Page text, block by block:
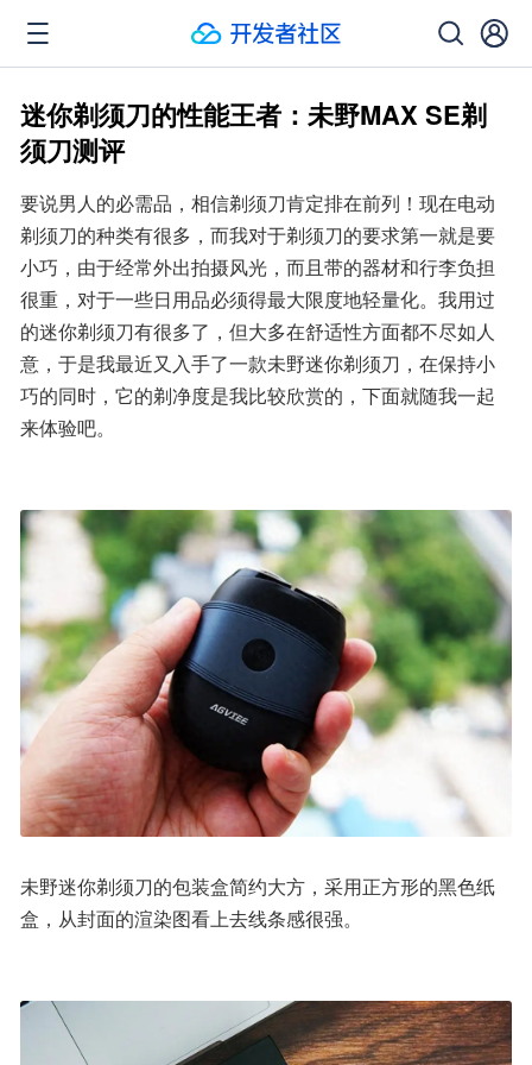
迷你剃须刀的性能王者：未野MAX SE剃
须刀测评
要说男人的必需品，相信剃须刀肯定排在前列！现在电动
剃须刀的种类有很多，而我对于剃须刀的要求第一就是要
小巧，由于经常外出拍摄风光，而且带的器材和行李负担
很重，对于一些日用品必须得最大限度地轻量化。我用过
的迷你剃须刀有很多了，但大多在舒适性方面都不尽如人
意，于是我最近又入手了一款未野迷你剃须刀，在保持小
巧的同时，它的剃净度是我比较欣赏的，下面就随我一起
来体验吧。
未野迷你剃须刀的包装盒简约大方，采用正方形的黑色纸
盒，从封面的渲染图看上去线条感很强。